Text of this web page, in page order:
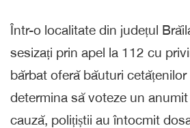
Într-o localitate din județul
sesizați prin apel la 112 cu
bărbat oferă băuturi
determina să voteze un
cauză, polițiștii au întocmit